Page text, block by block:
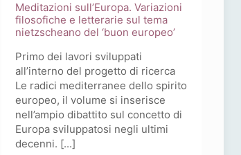
Meditazioni sull’Europa. Variazioni
filosofiche e letterarie sul tema
nietzscheano del ‘buon europeo’
Primo dei lavori sviluppati
all’interno del progetto di ricerca
Le radici mediterranee dello spirito
europeo, il volume si inserisce
nell’ampio dibattito sul concetto di
Europa sviluppatosi negli ultimi
decenni. [...]